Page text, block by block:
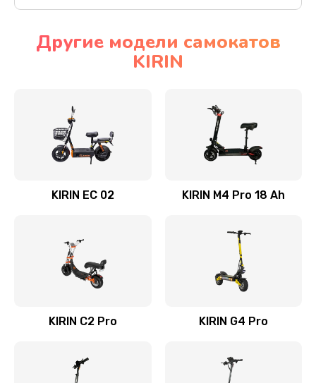
Другие модели самокатов
KIRIN
KIRIN EC 02 KIRIN M4 Pro 18 Ah
KIRIN C2 Pro KIRIN G4 Pro